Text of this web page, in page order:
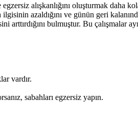
alışkanlığını oluşturmak daha
azaldığını ve günün geri
arttırdığını bulmuştur. Bu çalışmalar
vardır.
sabahları egzersiz yapın.